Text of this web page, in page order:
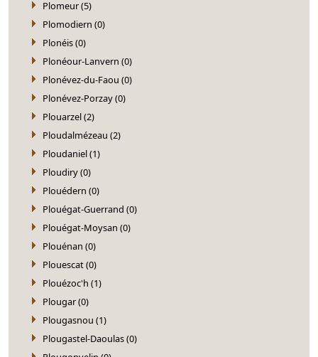
Plomeur (5)
Plomodiern (0)
Plonéis (0)
Plonéour-Lanvern (0)
Plonévez-du-Faou (0)
Plonévez-Porzay (0)
Plouarzel (2)
Ploudalmézeau (2)
Ploudaniel (1)
Ploudiry (0)
Plouédern (0)
Plouégat-Guerrand (0)
Plouégat-Moysan (0)
Plouénan (0)
Plouescat (0)
Plouézoc'h (1)
Plougar (0)
Plougasnou (1)
Plougastel-Daoulas (0)